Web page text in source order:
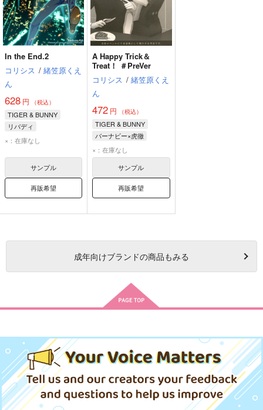
In the End.2
コリシス / 緒笠原くえ
ん
628 円 （税込）
TIGER & BUNNY
リバディ
鏑木・T・虎徹
×：在庫なし
サンプル
再販希望
A Happy Trick＆
Treat！ ＃PreVer
コリシス / 緒笠原くえ
ん
472 円 （税込）
TIGER & BUNNY
バーナビー×虎徹
鏑木・T・虎徹
×：在庫なし
サンプル
再販希望
成年向けブランドの商品もみる